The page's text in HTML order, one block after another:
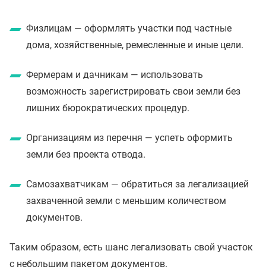
Физлицам — оформлять участки под частные
дома, хозяйственные, ремесленные и иные цели.
Фермерам и дачникам — использовать
возможность зарегистрировать свои земли без
лишних бюрократических процедур.
Организациям из перечня — успеть оформить
земли без проекта отвода.
Самозахватчикам — обратиться за легализацией
захваченной земли с меньшим количеством
документов.
Таким образом, есть шанс легализовать свой участок
с небольшим пакетом документов.